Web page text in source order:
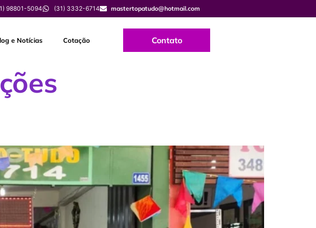
98801-5094 (31) 3332-6714 mastertopatudo@hotmail.com
e Notícias Cotação Contato